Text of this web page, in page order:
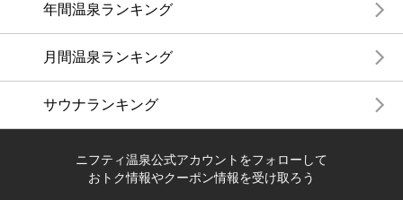
年間温泉ランキング
月間温泉ランキング
サウナランキング
ニフティ温泉公式アカウントをフォローして
おトク情報やクーポン情報を受け取ろう